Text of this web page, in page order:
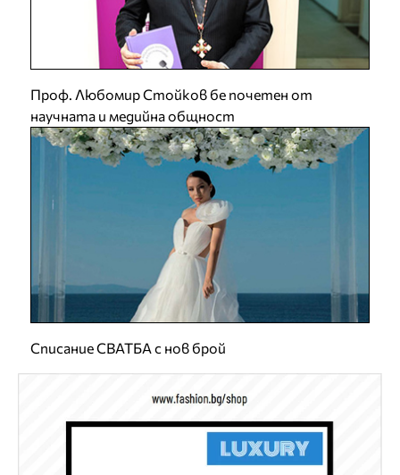
Проф. Любомир Стойков бе почетен от
научната и медийна общност
Списание СВАТБА с нов брой